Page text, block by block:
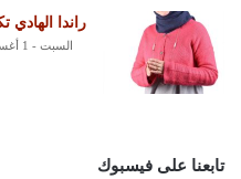
راندا
السبت - 1 أغسطس 2026
تابعنا على فيسبوك